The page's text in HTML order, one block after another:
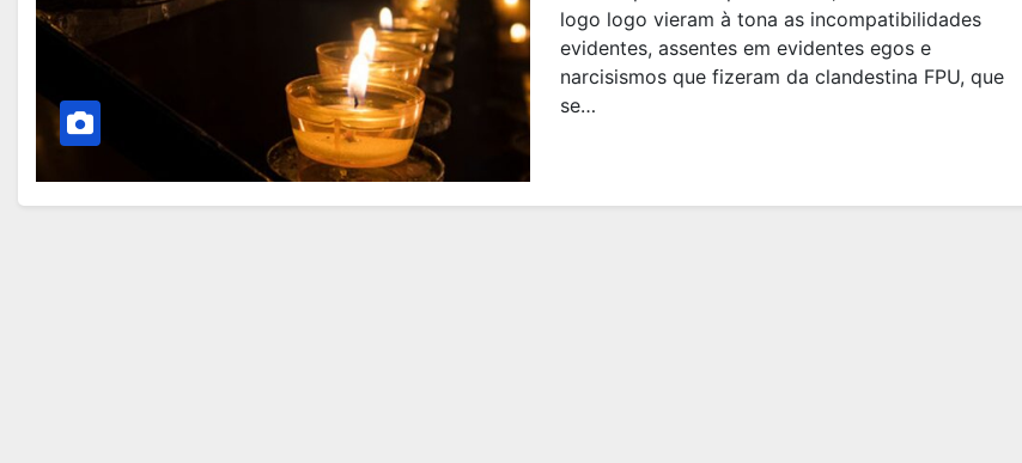
logo logo vieram à tona as incompatibilidades
evidentes, assentes em evidentes egos e
narcisismos que fizeram da clandestina FPU, que
se…